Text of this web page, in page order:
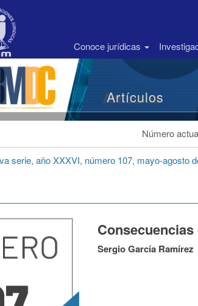
Conoce jurídicas
Artículos
Número
serie, año XXXVI, número 107, mayo-agosto
Sergio García Ramírez